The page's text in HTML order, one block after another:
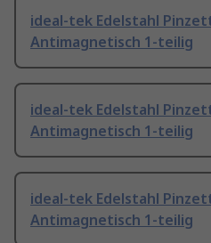
ideal-tek Edelstahl
Antimagnetisch 1-teilig
ideal-tek Edelstahl
Antimagnetisch 1-teilig
ideal-tek Edelstahl
Antimagnetisch 1-teilig